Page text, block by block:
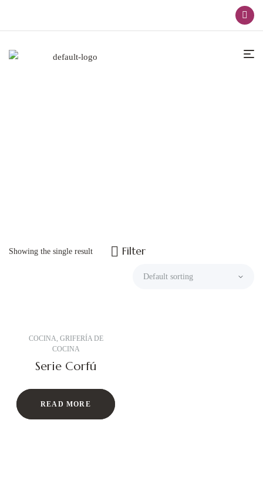
Showing the single result Filter
COCINA, GRIFERÍA DE
COCINA
Serie Corfú
READ MORE